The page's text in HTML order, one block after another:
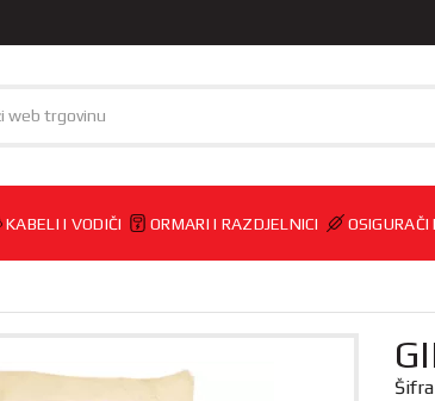
KABELI I VODIČI ORMARI I RAZDJELNICI OSIGURAČI